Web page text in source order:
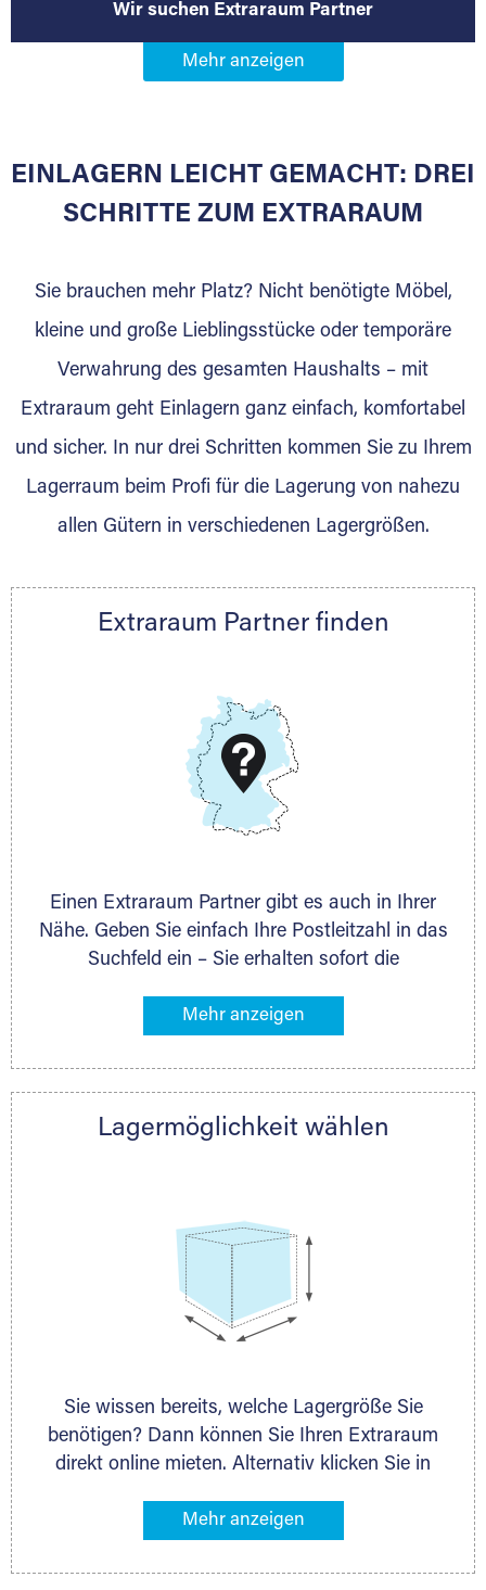
Wir suchen Extraraum Partner
Werden Sie Extraraum Partner in
Sie bieten Kunden Lagerraum zur Miete, der
wurde? Werden Sie jetzt Extraraum Partner
und generieren Sie über das Portal neue
Lagerkunden und Vermietungen.
Ihre Vorteile als Extraraum Partner:
Marktgerechte Preise
Digitale Buchungsplattform
Gewinnung von Neukunden
Ihre Ansprechpartnerin:
thorsten.klemt@extraraum.de
DMG Aktiengesellschaft
Schieferstein 11A
EINLAGERN LEICHT GEMACHT: DREI
SCHRITTE ZUM EXTRARAUM
Sie brauchen mehr Platz? Nicht benötigte Möbel,
kleine und große Lieblingsstücke oder temporäre
Verwahrung des gesamten Haushalts – mit
Extraraum geht Einlagern ganz einfach, komfortabel
und sicher. In nur drei Schritten kommen Sie zu Ihrem
Lagerraum beim Profi für die Lagerung von nahezu
allen Gütern in verschiedenen Lagergrößen.
Extraraum Partner finden
Einen Extraraum Partner gibt es auch in Ihrer
Nähe. Geben Sie einfach Ihre Postleitzahl in das
Suchfeld ein – Sie erhalten sofort die
Lagermöglichkeiten in Ihrer Nähe. An zahlreichen
direkt online mieten. Gibt es Extraraum noch
nächstgelegenen Partner und besprechen alles
Lagermöglichkeit wählen
Sie wissen bereits, welche Lagergröße Sie
benötigen? Dann können Sie Ihren Extraraum
direkt online mieten. Alternativ klicken Sie in
Gegenstände an, die Sie einlagern möchten –
ermittelt. Natürlich steht Ihnen Ihr Extraraum